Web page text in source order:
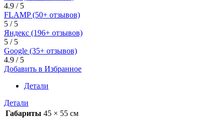
4.9 / 5
FLAMP (50+ отзывов)
5 / 5
Яндекс (196+ отзывов)
5 / 5
Google (35+ отзывов)
4.9 / 5
Добавить в Избранное
Детали
Детали
Габариты 45 × 55 см